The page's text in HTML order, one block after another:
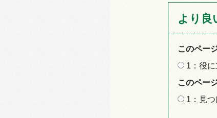
より良
このペー
1：役に
このペー
1：見